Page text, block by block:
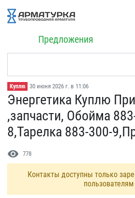
Предложения
Куплю 30 июня 2026 г. в 11:06
Энергетика Куплю
,запчасти, Обойма
8,Тарелка 883-300-
visibility 778
Контакты доступны только
пользователям